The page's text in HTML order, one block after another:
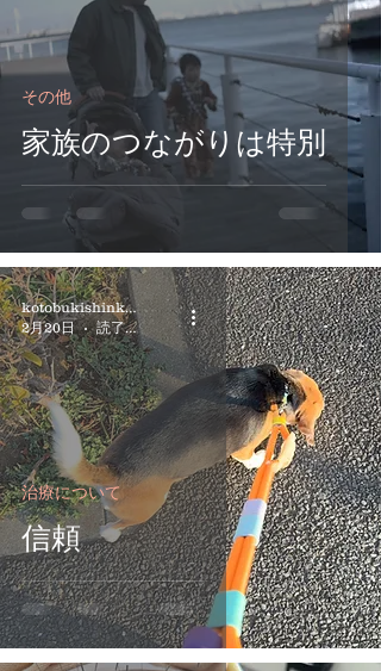
家族のつながりは特別
その他
信頼
治療について
kotobukishinkyuin
2月20日
読了時間: 2分